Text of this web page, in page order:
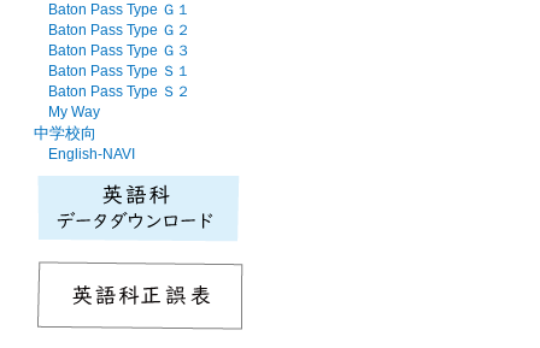
Baton Pass Type Ｇ１
Baton Pass Type Ｇ２
Baton Pass Type Ｇ３
Baton Pass Type Ｓ１
Baton Pass Type Ｓ２
My Way
中学校向
English-NAVI